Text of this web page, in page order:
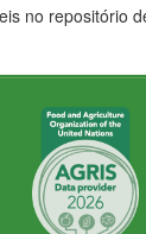
no repositório